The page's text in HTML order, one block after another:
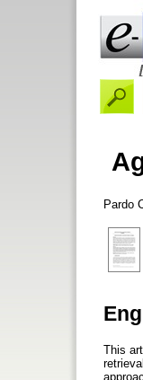
Pardo
This